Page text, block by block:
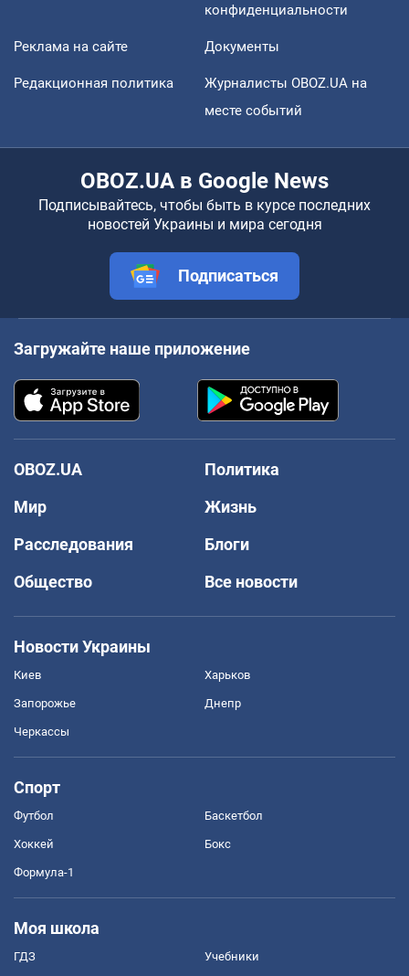
конфиденциальности
Реклама на сайте Документы
Редакционная политика
Журналисты OBOZ.UA на
месте событий
OBOZ.UA в Google News
Подписывайтесь, чтобы быть в курсе последних
новостей Украины и мира сегодня
Подписаться
Загружайте наше приложение
OBOZ.UA
Политика
Мир
Жизнь
Расследования
Блоги
Общество
Все новости
Новости Украины
Киев Харьков
Запорожье Днепр
Черкассы
Спорт
Футбол Баскетбол
Хоккей Бокс
Формула-1
Моя школа
ГДЗ Учебники